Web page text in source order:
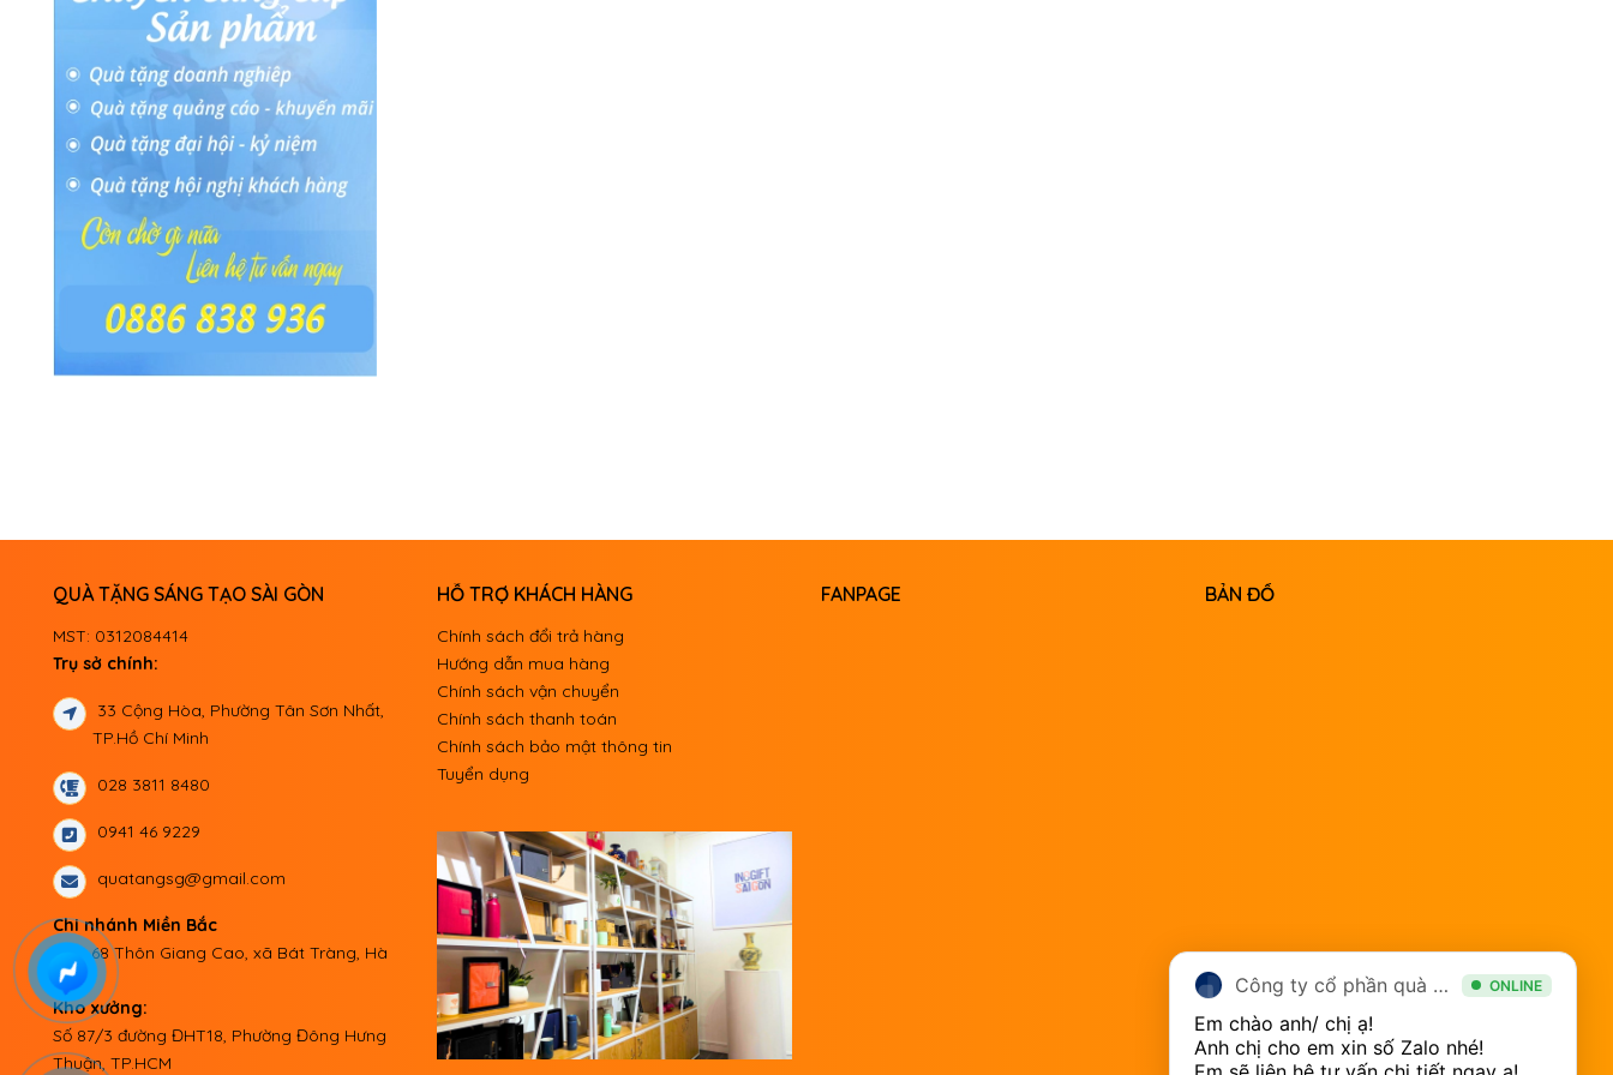
QUÀ TẶNG SÁNG TẠO SÀI GÒN
MST: 0312084414
Trụ sở chính:

33 Cộng Hòa, Phường Tân Sơn Nhất,
TP.Hồ Chí Minh
 028 3811 8480
 0941 46 9229
 quatangsg@gmail.com
Chi nhánh Miền Bắc
Ngõ 68 Thôn Giang Cao, xã Bát Tràng, Hà
Nội
Kho xưởng:
Số 87/3 đường ĐHT18, Phường Đông Hưng
Thuận, TP.HCM
HỖ TRỢ KHÁCH HÀNG
Chính sách đổi trả hàng
Hướng dẫn mua hàng
Chính sách vận chuyển
Chính sách thanh toán
Chính sách bảo mật thông tin
Tuyển dụng
FANPAGE BẢN ĐỒ
Công ty cổ phần quà tặng sáng tạo Sài Gòn ONLINE
Em chào anh/ chị ạ!
Anh chị cho em xin số Zalo nhé!